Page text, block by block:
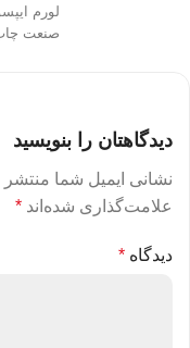
لورم
صنعت
دیدگاهتان را بنویسید
نشانی ایمیل شما منتشر
علامت‌گذاری شده‌اند *
دیدگاه *